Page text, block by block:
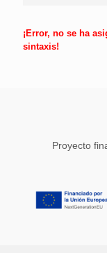
¡Error, no se ha
sintaxis!
Proyecto